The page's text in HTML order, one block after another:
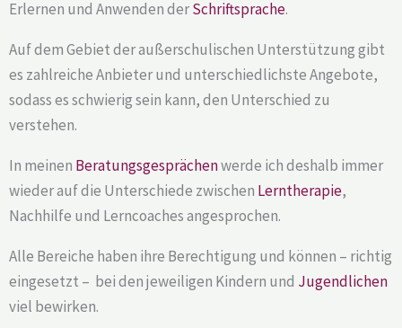
Erlernen und Anwenden derSchriftsprache.
Auf dem Gebiet der außerschulischen Unterstützung gibt
es zahlreiche Anbieter und unterschiedlichste Angebote,
sodass es schwierig sein kann, den Unterschied zu
verstehen.
In meinen Beratungsgesprächenwerde ich deshalb immer
wieder auf die Unterschiede zwischen Lerntherapie,
Nachhilfe und Lerncoaches angesprochen.
Alle Bereiche haben ihre Berechtigung und können – richtig
eingesetzt – bei den jeweiligen Kindern und Jugendlichen
viel bewirken.